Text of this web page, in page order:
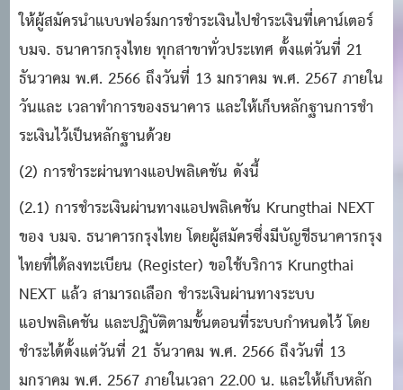
ให้ผู้สมัครนําแบบฟอร์มการชําระเงินไปชําระเงินที่เคาน์เตอร์
บมจ. ธนาคารกรุงไทย ทุกสาขาทั่วประเทศ ตั้งแต่วันที่ 21
ธันวาคม พ.ศ. 2566 ถึงวันที่ 13 มกราคม พ.ศ. 2567 ภายใน
วันและ เวลาทําการของธนาคาร และให้เก็บหลักฐานการชํา
ระเงินไว้เป็นหลักฐานด้วย
(2) การชําระผ่านทางแอปพลิเคชัน ดังนี้
(2.1) การชําระเงินผ่านทางแอปพลิเคชัน Krungthai NEXT
ของ บมจ. ธนาคารกรุงไทย โดยผู้สมัครซึ่งมีบัญชีธนาคารกรุง
ไทยที่ได้ลงทะเบียน (Register) ขอใช้บริการ Krungthai
NEXT แล้ว สามารถเลือก ชําระเงินผ่านทางระบบ
แอปพลิเคชัน และปฏิบัติตามขั้นตอนที่ระบบกําหนดไว้ โดย
ชําระได้ตั้งแต่วันที่ 21 ธันวาคม พ.ศ. 2566 ถึงวันที่ 13
มกราคม พ.ศ. 2567 ภายในเวลา 22.00 น. และให้เก็บหลัก